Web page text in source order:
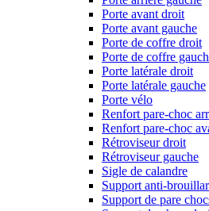
Porte avant droit
Porte avant gauche
Porte de coffre droit
Porte de coffre
Porte latérale droit
Porte latérale gauche
Porte vélo
Renfort pare-choc
Renfort pare-choc
Rétroviseur droit
Rétroviseur gauche
Sigle de calandre
Support anti-
Support de pare